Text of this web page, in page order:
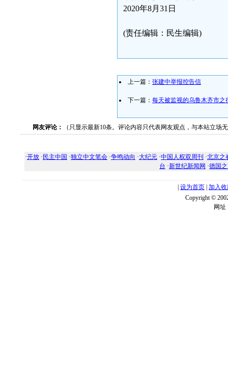
2020年8月31日
(责任编辑：民生编辑)
上一篇： 张建中举报控告信
下一篇： 每天被监视的乌鲁木齐市之
网友评论： （只显示最新10条。评论内容只代表网友观点，与本站立场
·开放 · 民主中国 ·独立中文笔会 ·争鸣动向 ·大纪元 ·中国人权双周刊 ·北京之
台 ·新世纪新闻网 ·德国
设为首页 加入
Copyright ©
网址